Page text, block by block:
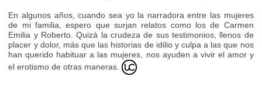
En algunos años, cuando sea yo la narradora entre las mujeres
de mi familia, espero que surjan relatos como los de Carmen
Emilia y Roberto. Quizá la crudeza de sus testimonios, llenos de
placer y dolor, más que las historias de idilio y culpa a las que nos
han querido habituar a las mujeres, nos ayuden a vivir el amor y
el erotismo de otras maneras.